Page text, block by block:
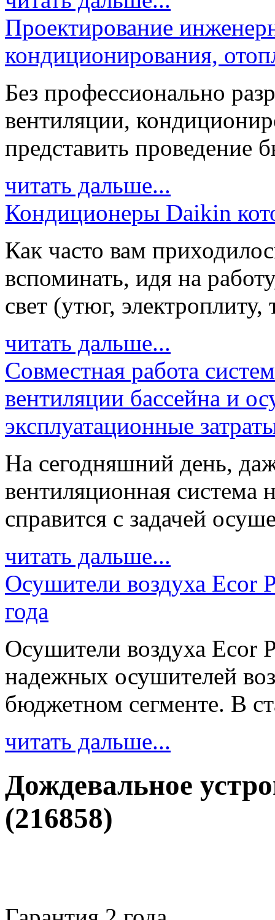
Проектирование
кондиционирования,
Без профессионально
вентиляции,
представить проведение
читать дальше...
Кондиционеры Daikin
Как часто вам
вспоминать, идя на
свет (утюг,
читать дальше...
Совместная работа
вентиляции бассейна и
эксплуатационные
На сегодняшний день,
вентиляционная система
справится с задачей
читать дальше...
Осушители воздуха Ecor
года
Осушители воздуха Ecor
надежных осушителей
бюджетном сегменте. В
читать дальше...
Дождевальное
(216858)